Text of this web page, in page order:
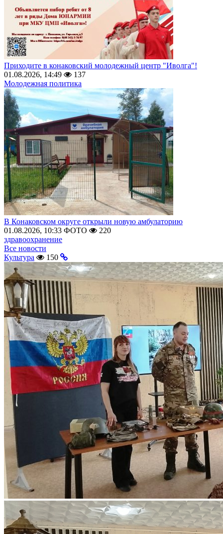
Приходите в конаковский молодежный центр "Иволга"!
01.08.2026, 14:49
137
Молодежная политика
В Конаковском округе открыли новую амбулаторию
01.08.2026, 10:33 ФОТО
220
здравоохранение
Все новости
Культура
150